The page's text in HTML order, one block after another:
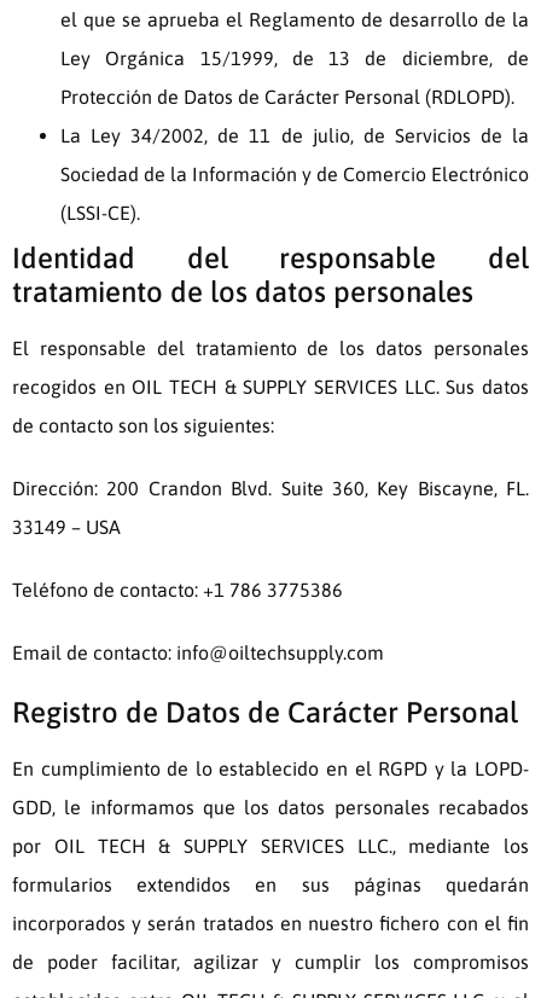
el que se aprueba el Reglamento de desarrollo de la
Ley Orgánica 15/1999, de 13 de diciembre, de
Protección de Datos de Carácter Personal (RDLOPD).
La Ley 34/2002, de 11 de julio, de Servicios de la
Sociedad de la Información y de Comercio Electrónico
(LSSI-CE).
Identidad del responsable del
tratamiento de los datos personales
El responsable del tratamiento de los datos personales
recogidos en OIL TECH & SUPPLY SERVICES LLC. Sus datos
de contacto son los siguientes:
Dirección: 200 Crandon Blvd. Suite 360, Key Biscayne, FL.
33149 – USA
Teléfono de contacto: +1 786 3775386
Email de contacto: info@oiltechsupply.com
Registro de Datos de Carácter Personal
En cumplimiento de lo establecido en el RGPD y la LOPD-
GDD, le informamos que los datos personales recabados
por OIL TECH & SUPPLY SERVICES LLC., mediante los
formularios extendidos en sus páginas quedarán
incorporados y serán tratados en nuestro fichero con el fin
de poder facilitar, agilizar y cumplir los compromisos